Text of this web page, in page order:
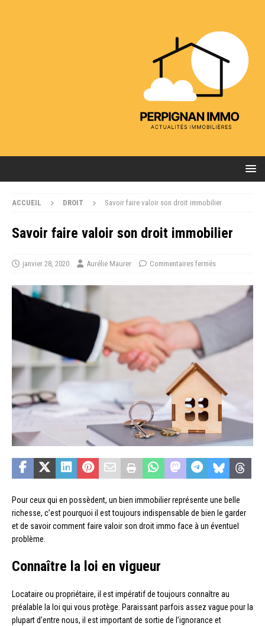
ACCUEIL DROIT Savoir faire valoir son droit immobilier
Savoir faire valoir son droit immobilier
janvier 28, 2020 Aurélie Maurer Commentaires fermés
Pour ceux qui en possèdent, un bien immobilier représente une belle
richesse, c’est pourquoi il est toujours indispensable de bien le garder
et de savoir comment faire valoir son droit immo face à un éventuel
problème.
Connaître la loi en vigueur
Locataire ou propriétaire, il est impératif de toujours connaître au
préalable la loi qui vous protège. Paraissant parfois assez vague pour la
plupart d’entre nous, il est important de sortie de l’ignorance et